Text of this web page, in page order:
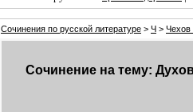
Сочинения по русской литературе > Ч > Чехов
Сочинение на тему: